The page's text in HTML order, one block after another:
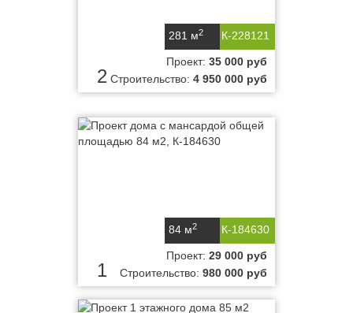
К-228121
281 м2
2
Проект: 35 000 руб
Строительство: 4 950 000 руб
К-184630
84 м2
1
Проект: 29 000 руб
Строительство: 980 000 руб